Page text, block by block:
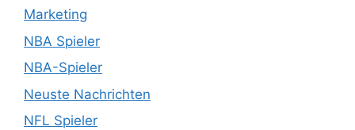
Marketing
NBA Spieler
NBA-Spieler
Neuste Nachrichten
NFL Spieler